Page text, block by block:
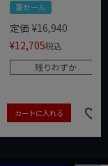
夏セール
定価 ¥16,940
¥12,705税込
残りわずか
カートに入れる